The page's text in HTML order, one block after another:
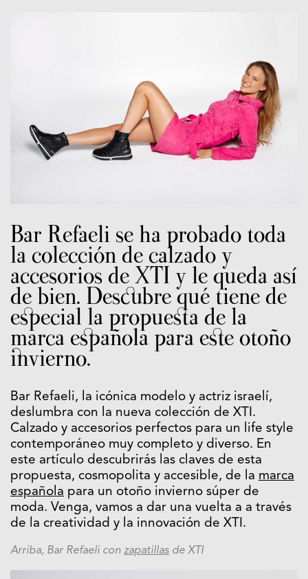
Bar Refaeli se ha probado toda
la colección de calzado y
accesorios de XTI y le queda así
de bien. Descubre qué tiene de
especial la propuesta de la
marca española para este otoño
invierno.
Bar Refaeli, la icónica modelo y actriz israelí,
deslumbra con la nueva colección de XTI.
Calzado y accesorios perfectos para un life style
contemporáneo muy completo y diverso. En
este artículo descubrirás las claves de esta
propuesta, cosmopolita y accesible, de la marca
española para un otoño invierno súper de
moda. Venga, vamos a dar una vuelta a a través
de la creatividad y la innovación de XTI.
Arriba, Bar Refaeli con zapatillas de XTI